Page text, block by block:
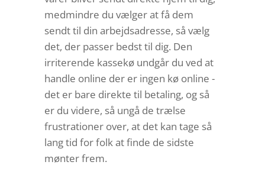
medmindre du vælger at få dem
sendt til din arbejdsadresse, så vælg
det, der passer bedst til dig. Den
irriterende kassekø undgår du ved at
handle online der er ingen kø online -
det er bare direkte til betaling, og så
er du videre, så ungå de trælse
frustrationer over, at det kan tage så
lang tid for folk at finde de sidste
mønter frem.